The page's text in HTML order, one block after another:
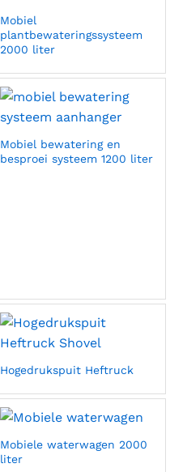
Mobiel
plantbewateringssysteem
2000 liter
Mobiel bewatering en
besproei systeem 1200 liter
Hogedrukspuit Heftruck
Mobiele waterwagen 2000
liter